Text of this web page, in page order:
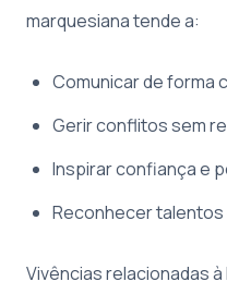
marquesiana tende a:
Comunicar de forma
Gerir conflitos sem
Inspirar confiança e
Reconhecer
Vivências relacionadas